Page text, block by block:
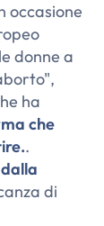
occasione
donne a
ha
che
.
di